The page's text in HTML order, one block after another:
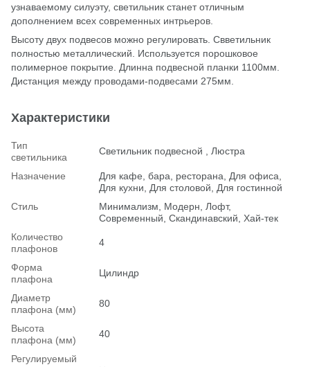
узнаваемому силуэту, светильник станет отличным
дополнением всех современных интрьеров.
Высоту двух подвесов можно регулировать. Свветильник
полностью металлический. Используется порошковое
полимерное покрытие. Длинна подвесной планки 1100мм.
Дистанция между проводами-подвесами 275мм.
Характеристики
Тип
светильника
Светильник подвесной , Люстра
Назначение
Для кафе, бара, ресторана, Для офиса,
Для кухни, Для столовой, Для гостинной
Стиль
Минимализм, Модерн, Лофт,
Современный, Скандинавский, Хай-тек
Количество
плафонов
4
Форма
плафона
Цилиндр
Диаметр
плафона (мм)
80
Высота
плафона (мм)
40
Регулируемый